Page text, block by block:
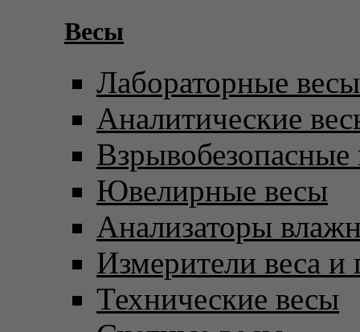
Весы
Лабораторные весы
Аналитические
Взрывобезопасные
Ювелирные весы
Анализаторы
Измерители веса и
Технические весы